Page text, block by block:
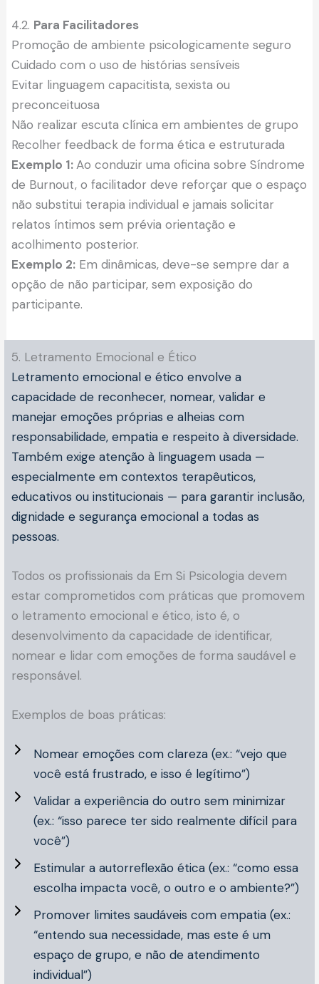
4.2. Para Facilitadores
Promoção de ambiente psicologicamente seguro
Cuidado com o uso de histórias sensíveis
Evitar linguagem capacitista, sexista ou
preconceituosa
Não realizar escuta clínica em ambientes de grupo
Recolher feedback de forma ética e estruturada
Exemplo 1:Ao conduzir uma oficina sobre Síndrome
de Burnout, o facilitador deve reforçar que o espaço
não substitui terapia individual e jamais solicitar
relatos íntimos sem prévia orientação e
acolhimento posterior.
Exemplo 2: Em dinâmicas, deve-se sempre dar a
opção de não participar, sem exposição do
participante.
5. Letramento Emocional e Ético
Letramento emocional e ético envolve a
capacidade de reconhecer, nomear, validar e
manejar emoções próprias e alheias com
responsabilidade, empatia e respeito à diversidade.
Também exige atenção à linguagem usada —
especialmente em contextos terapêuticos,
educativos ou institucionais — para garantir inclusão,
dignidade e segurança emocional a todas as
pessoas.
Todos os profissionais da Em Si Psicologia devem
estar comprometidos com práticas que promovem
o letramento emocional e ético, isto é, o
desenvolvimento da capacidade de identificar,
nomear e lidar com emoções de forma saudável e
responsável.
Exemplos de boas práticas:
Nomear emoções com clareza (ex.: “vejo que
você está frustrado, e isso é legítimo”)
Validar a experiência do outro sem minimizar
(ex.: “isso parece ter sido realmente difícil para
você”)
Estimular a autorreflexão ética (ex.: “como essa
escolha impacta você, o outro e o ambiente?”)
Promover limites saudáveis com empatia (ex.:
“entendo sua necessidade, mas este é um
espaço de grupo, e não de atendimento
individual”)